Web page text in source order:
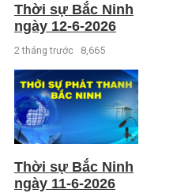
Thời sự Bắc Ninh
ngày 12-6-2026
2 tháng trước 8,665
Thời sự Bắc Ninh
ngày 11-6-2026